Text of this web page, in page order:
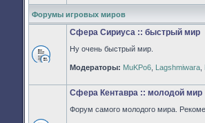
Форумы игровых миров
Нет
непрочитанных
Сфера Сириуса :: быстрый мир
Ну очень быстрый мир.
Модераторы: MuKPo6 Lagshmiwara
Сфера Кентавра :: молодой мир
Форум самого молодого мира.